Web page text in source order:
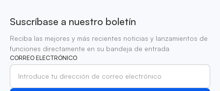
Suscríbase a nuestro boletín
Reciba las mejores y más recientes noticias y lanzamientos de
funciones directamente en su bandeja de entrada
CORREO ELECTRÓNICO